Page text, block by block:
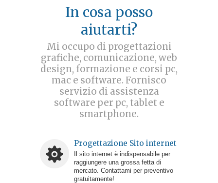
In cosa posso
aiutarti?
Mi occupo di progettazioni
grafiche, comunicazione, web
design, formazione e corsi pc,
mac e software. Fornisco
servizio di assistenza
software per pc, tablet e
smartphone.
Progettazione Sito internet
Il sito internet è indispensabile per
raggiungere una grossa fetta di
mercato. Contattami per preventivo
gratuitamente!